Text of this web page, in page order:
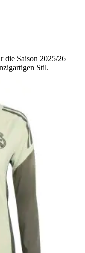
die Saison 2025/26
Stil.